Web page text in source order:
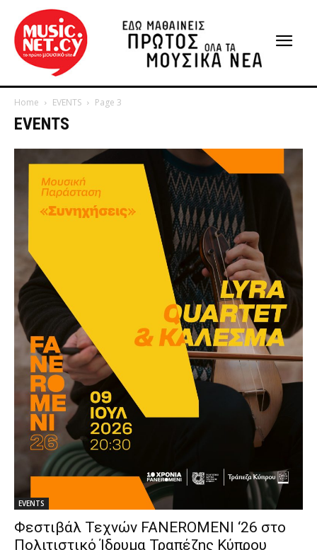
Home EVENTS Page 3
EVENTS
EVENTS
Φεστιβάλ Τεχνών FANEROMENI ‘26 στο
Πολιτιστικό Ίδρυμα Τραπέζης Κύπρου